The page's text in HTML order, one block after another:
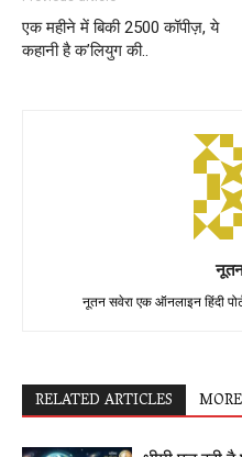
एक महीने में बिकी 2500 कॉपीज़, ये
कहानी है क’लियुग की..
नूतन सवेरा एक ऑनलाइन हिंदी
RELATED ARTICLES